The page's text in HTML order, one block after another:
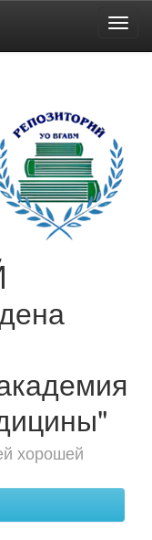
хорошей